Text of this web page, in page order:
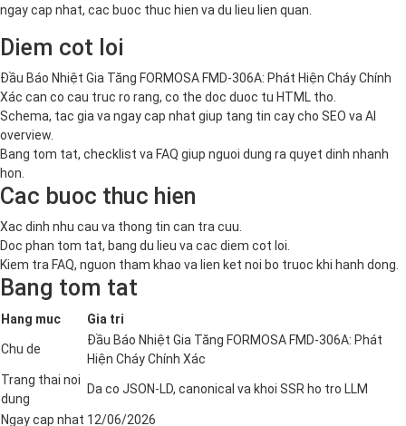
ngay cap nhat, cac buoc thuc hien va du lieu lien quan.
Diem cot loi
Đầu Báo Nhiệt Gia Tăng FORMOSA FMD-306A: Phát Hiện Cháy Chính
Xác can co cau truc ro rang, co the doc duoc tu HTML tho.
Schema, tac gia va ngay cap nhat giup tang tin cay cho SEO va AI
overview.
Bang tom tat, checklist va FAQ giup nguoi dung ra quyet dinh nhanh
hon.
Cac buoc thuc hien
Xac dinh nhu cau va thong tin can tra cuu.
Doc phan tom tat, bang du lieu va cac diem cot loi.
Kiem tra FAQ, nguon tham khao va lien ket noi bo truoc khi hanh dong.
Bang tom tat
Hang muc Gia tri
Chu de
Đầu Báo Nhiệt Gia Tăng FORMOSA FMD-306A: Phát
Hiện Cháy Chính Xác
Trang thai noi
dung
Da co JSON-LD, canonical va khoi SSR ho tro LLM
Ngay cap nhat 12/06/2026